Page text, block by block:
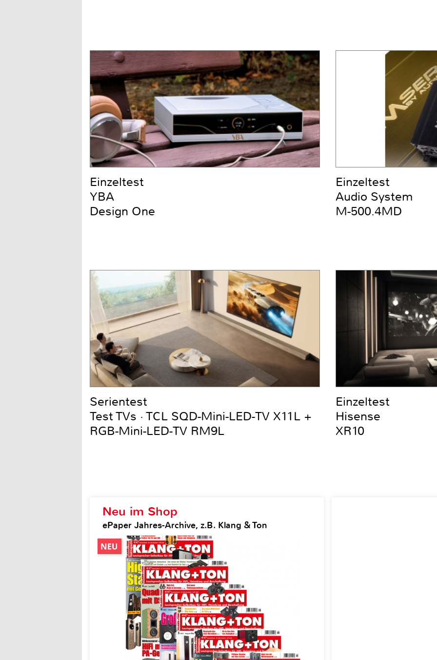
Neu im Shop
ePaper Jahres-Archive, z.B. Klang & Ton
Einzeltest
YBA
Design One
Einzeltest
Audio System
M-500.4MD
Serientest
Test TVs · TCL SQD-Mini-LED-TV X11L +
RGB-Mini-LED-TV RM9L
Einzeltest
Hisense
XR10